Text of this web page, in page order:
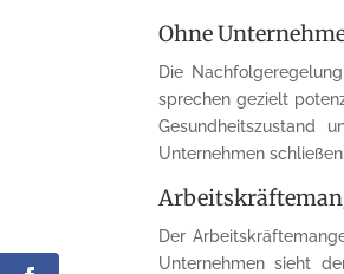
Ohne
Die
sprechen gezielt
Gesundheitszustand
Unternehmen
Der
Unternehmen sieht